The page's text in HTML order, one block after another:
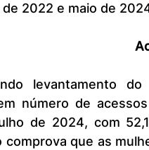
2022 e maio de
número de
de 2024, com
comprova que as